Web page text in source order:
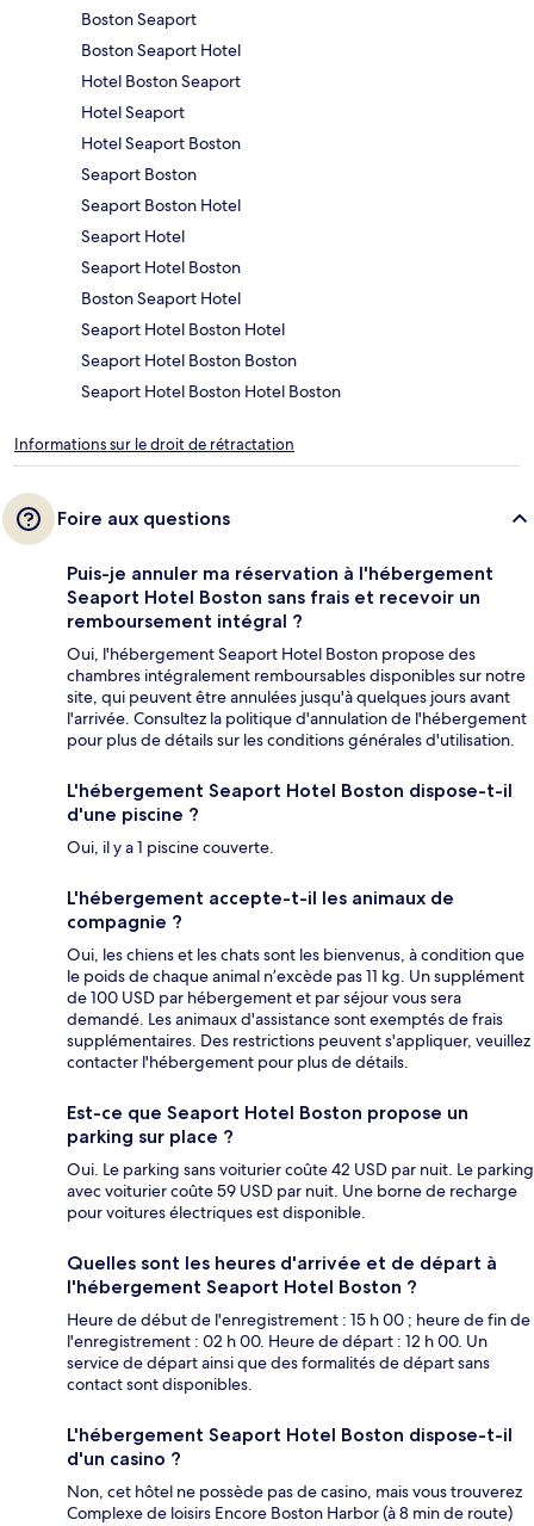
Boston Seaport
Boston Seaport Hotel
Hotel Boston Seaport
Hotel Seaport
Hotel Seaport Boston
Seaport Boston
Seaport Boston Hotel
Seaport Hotel
Seaport Hotel Boston
Boston Seaport Hotel
Seaport Hotel Boston Hotel
Seaport Hotel Boston Boston
Seaport Hotel Boston Hotel Boston
Informations sur le droit de rétractation
Foire aux questions
Puis-je annuler ma réservation à l'hébergement
Seaport Hotel Boston sans frais et recevoir un
remboursement intégral ?
Oui, l'hébergement Seaport Hotel Boston propose des
chambres intégralement remboursables disponibles sur notre
site, qui peuvent être annulées jusqu'à quelques jours avant
l'arrivée. Consultez la politique d'annulation de l'hébergement
pour plus de détails sur les conditions générales d'utilisation.
L'hébergement Seaport Hotel Boston dispose-t-il
d'une piscine ?
Oui, il y a 1 piscine couverte.
L'hébergement accepte-t-il les animaux de
compagnie ?
Oui, les chiens et les chats sont les bienvenus, à condition que
le poids de chaque animal n’excède pas 11 kg. Un supplément
de 100 USD par hébergement et par séjour vous sera
demandé. Les animaux d'assistance sont exemptés de frais
supplémentaires. Des restrictions peuvent s'appliquer, veuillez
contacter l'hébergement pour plus de détails.
Est-ce que Seaport Hotel Boston propose un
parking sur place ?
Oui. Le parking sans voiturier coûte 42 USD par nuit. Le parking
avec voiturier coûte 59 USD par nuit. Une borne de recharge
pour voitures électriques est disponible.
Quelles sont les heures d'arrivée et de départ à
l'hébergement Seaport Hotel Boston ?
Heure de début de l'enregistrement : 15 h 00 ; heure de fin de
l'enregistrement : 02 h 00. Heure de départ : 12 h 00. Un
service de départ ainsi que des formalités de départ sans
contact sont disponibles.
L'hébergement Seaport Hotel Boston dispose-t-il
d'un casino ?
Non, cet hôtel ne possède pas de casino, mais vous trouverez
Complexe de loisirs Encore Boston Harbor (à 8 min de route)